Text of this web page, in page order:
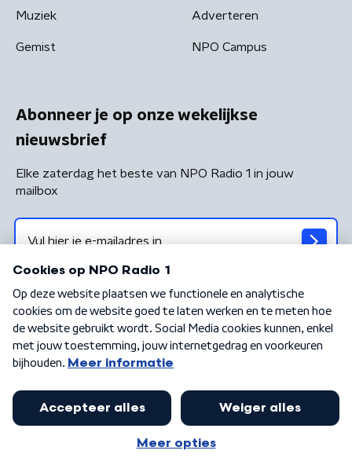
Muziek
Gemist
Adverteren
NPO Campus
Abonneer je op onze wekelijkse
nieuwsbrief
Elke zaterdag het beste van NPO Radio 1 in jouw
mailbox
Algemene voorwaarden